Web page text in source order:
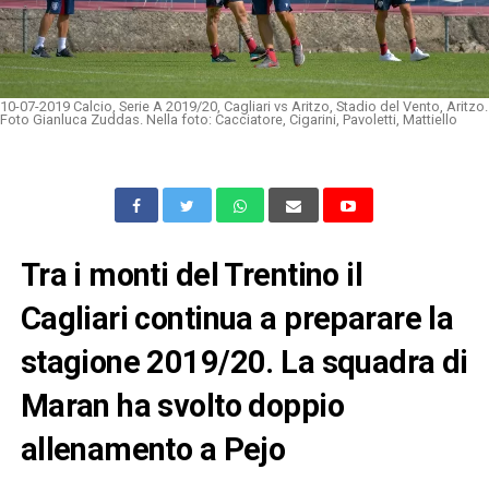
10-07-2019 Calcio, Serie A 2019/20, Cagliari vs Aritzo, Stadio del Vento, Aritzo.
Foto Gianluca Zuddas. Nella foto: Cacciatore, Cigarini, Pavoletti, Mattiello
Tra i monti del Trentino il
Cagliari continua a preparare la
stagione 2019/20. La squadra di
Maran ha svolto doppio
allenamento a Pejo